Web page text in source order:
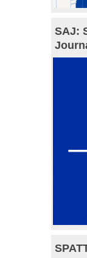
SAJ: